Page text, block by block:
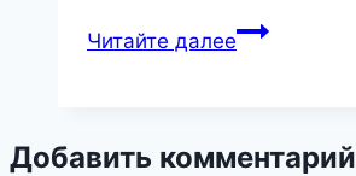
Читайте далееСон
скрывает
Добавить комментарий